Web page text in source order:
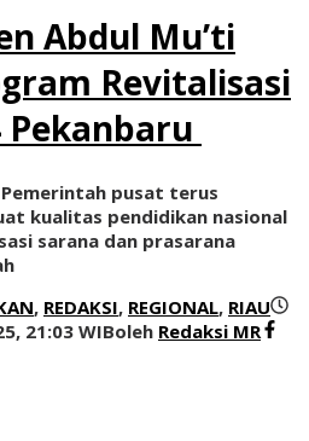
Abdul Mu’ti
Revitalisasi
Pekanbaru
Pemerintah pusat terus
kualitas pendidikan nasional
sarana dan prasarana
, REDAKSI, REGIONAL, RIAU
21:03 WIBoleh Redaksi MR